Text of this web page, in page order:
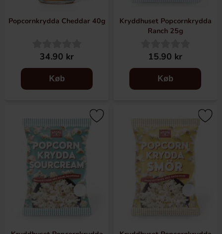
Popcornkrydda Cheddar 40g
34.90 kr
Køb
Kryddhuset Popcornkrydda
Ranch 25g
15.90 kr
Køb